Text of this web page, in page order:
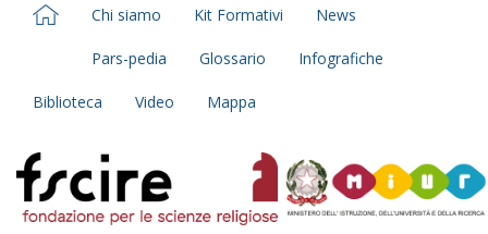
Chi siamo Kit Formativi News
Pars-pedia Glossario Infografiche
Biblioteca Video Mappa